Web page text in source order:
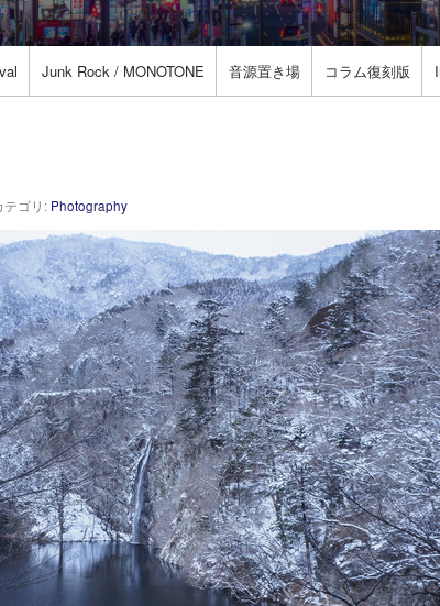
Junk Rock / MONOTONE 音源置き場 コラム復刻版
テゴリ: Photography